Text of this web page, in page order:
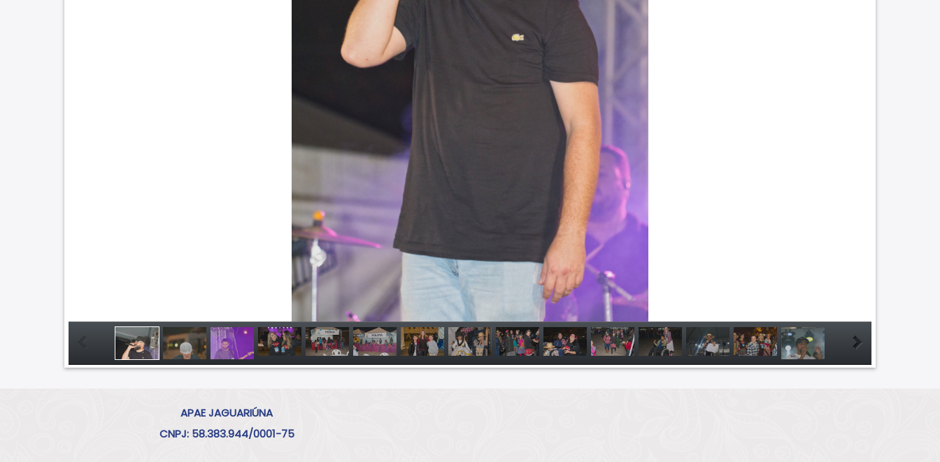
APAE JAGUARIÚNA
CNPJ: 58.383.944/0001-75